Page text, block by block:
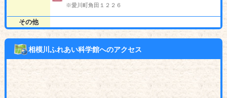
※愛川町角田１２２６
その他
相模川ふれあい科学館へのアクセス